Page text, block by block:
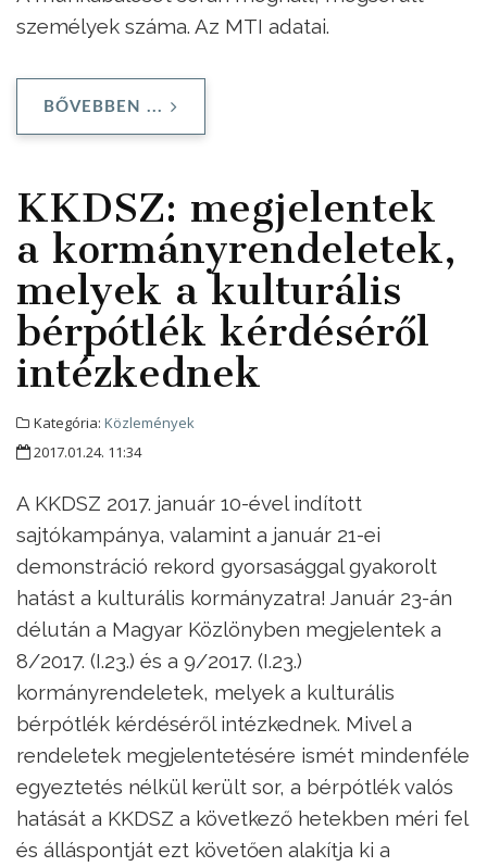
személyek száma. Az MTI adatai.
BŐVEBBEN ...
KKDSZ: megjelentek
a kormányrendeletek,
melyek a kulturális
bérpótlék kérdéséről
intézkednek
Kategória: Közlemények
2017.01.24. 11:34
A KKDSZ 2017. január 10-ével indított
sajtókampánya, valamint a január 21-ei
demonstráció rekord gyorsasággal gyakorolt
hatást a kulturális kormányzatra! Január 23-án
délután a Magyar Közlönyben megjelentek a
8/2017. (I.23.) és a 9/2017. (I.23.)
kormányrendeletek, melyek a kulturális
bérpótlék kérdéséről intézkednek. Mivel a
rendeletek megjelentetésére ismét mindenféle
egyeztetés nélkül került sor, a bérpótlék valós
hatását a KKDSZ a következő hetekben méri fel
és álláspontját ezt követően alakítja ki a